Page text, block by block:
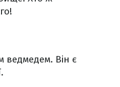
ведмедем. Він є